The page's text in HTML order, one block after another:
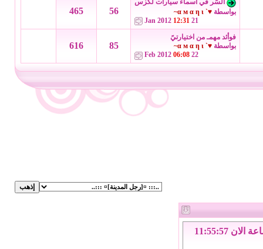
السّر في أسماء سيارات لكزس
بواسطة ♥` α м α η ι~
21 Jan 2012
12:31
56
465
فوأئد مهمـ من اختيارتيً
بواسطة ♥` α м α η ι~
22 Feb 2012
06:08
85
616
الجمعة 7 من اغسطس 2026 , الساعة الان 11:55:58